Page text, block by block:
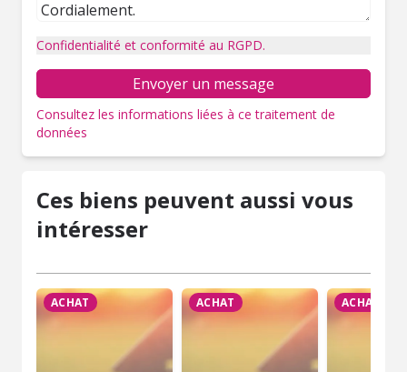
Confidentialité et conformité au RGPD.
Envoyer un message
Consultez les informations liées à ce traitement de
données
Ces biens peuvent aussi vous
intéresser
ACHAT ACHAT ACHAT